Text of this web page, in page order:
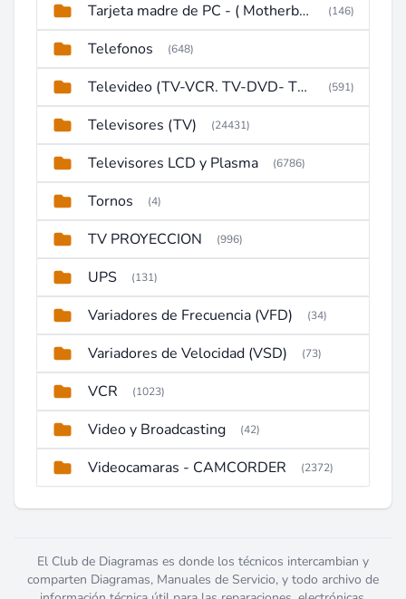
Tarjeta madre de PC - ( Motherboard ) (146)
Telefonos (648)
Televideo (TV-VCR. TV-DVD- TV-DVD-VCR) (591)
Televisores (TV) (24431)
Televisores LCD y Plasma (6786)
Tornos (4)
TV PROYECCION (996)
UPS (131)
Variadores de Frecuencia (VFD) (34)
Variadores de Velocidad (VSD) (73)
VCR (1023)
Video y Broadcasting (42)
Videocamaras - CAMCORDER (2372)
El Club de Diagramas es donde los técnicos intercambian y
comparten Diagramas, Manuales de Servicio, y todo archivo de